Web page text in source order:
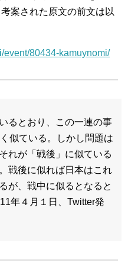
案された原文の前文は以
event/80434-kamuynomi/
るとおり、この一連の事
似ている。しかし問題は
れが「戦後」に似ている
戦後に似れば日本はこれ
が、戦中に似るとなると
年４月１日、Twitter発